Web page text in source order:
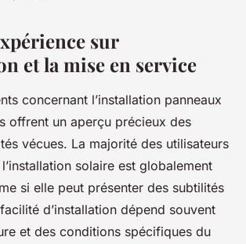
sur
et la mise en service
concernant l’installation panneaux
offrent un aperçu précieux des
vécues. La majorité des utilisateurs
solaire est globalement
si elle peut présenter des subtilités
d’installation dépend souvent
et des conditions spécifiques du